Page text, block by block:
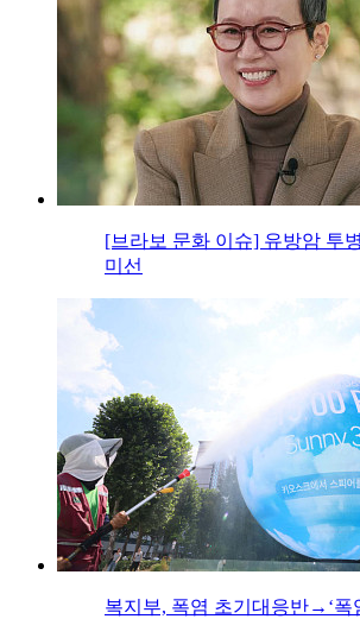
[브라보 문화 이슈] 유방암 투
미선
복지부, 폭염 초기대응반→‘폭